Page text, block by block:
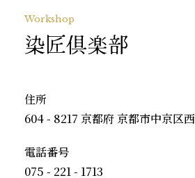
Workshop
染匠倶楽部
住所
604 - 8217 京都府 京都市中京区
電話番号
075 - 221 - 1713